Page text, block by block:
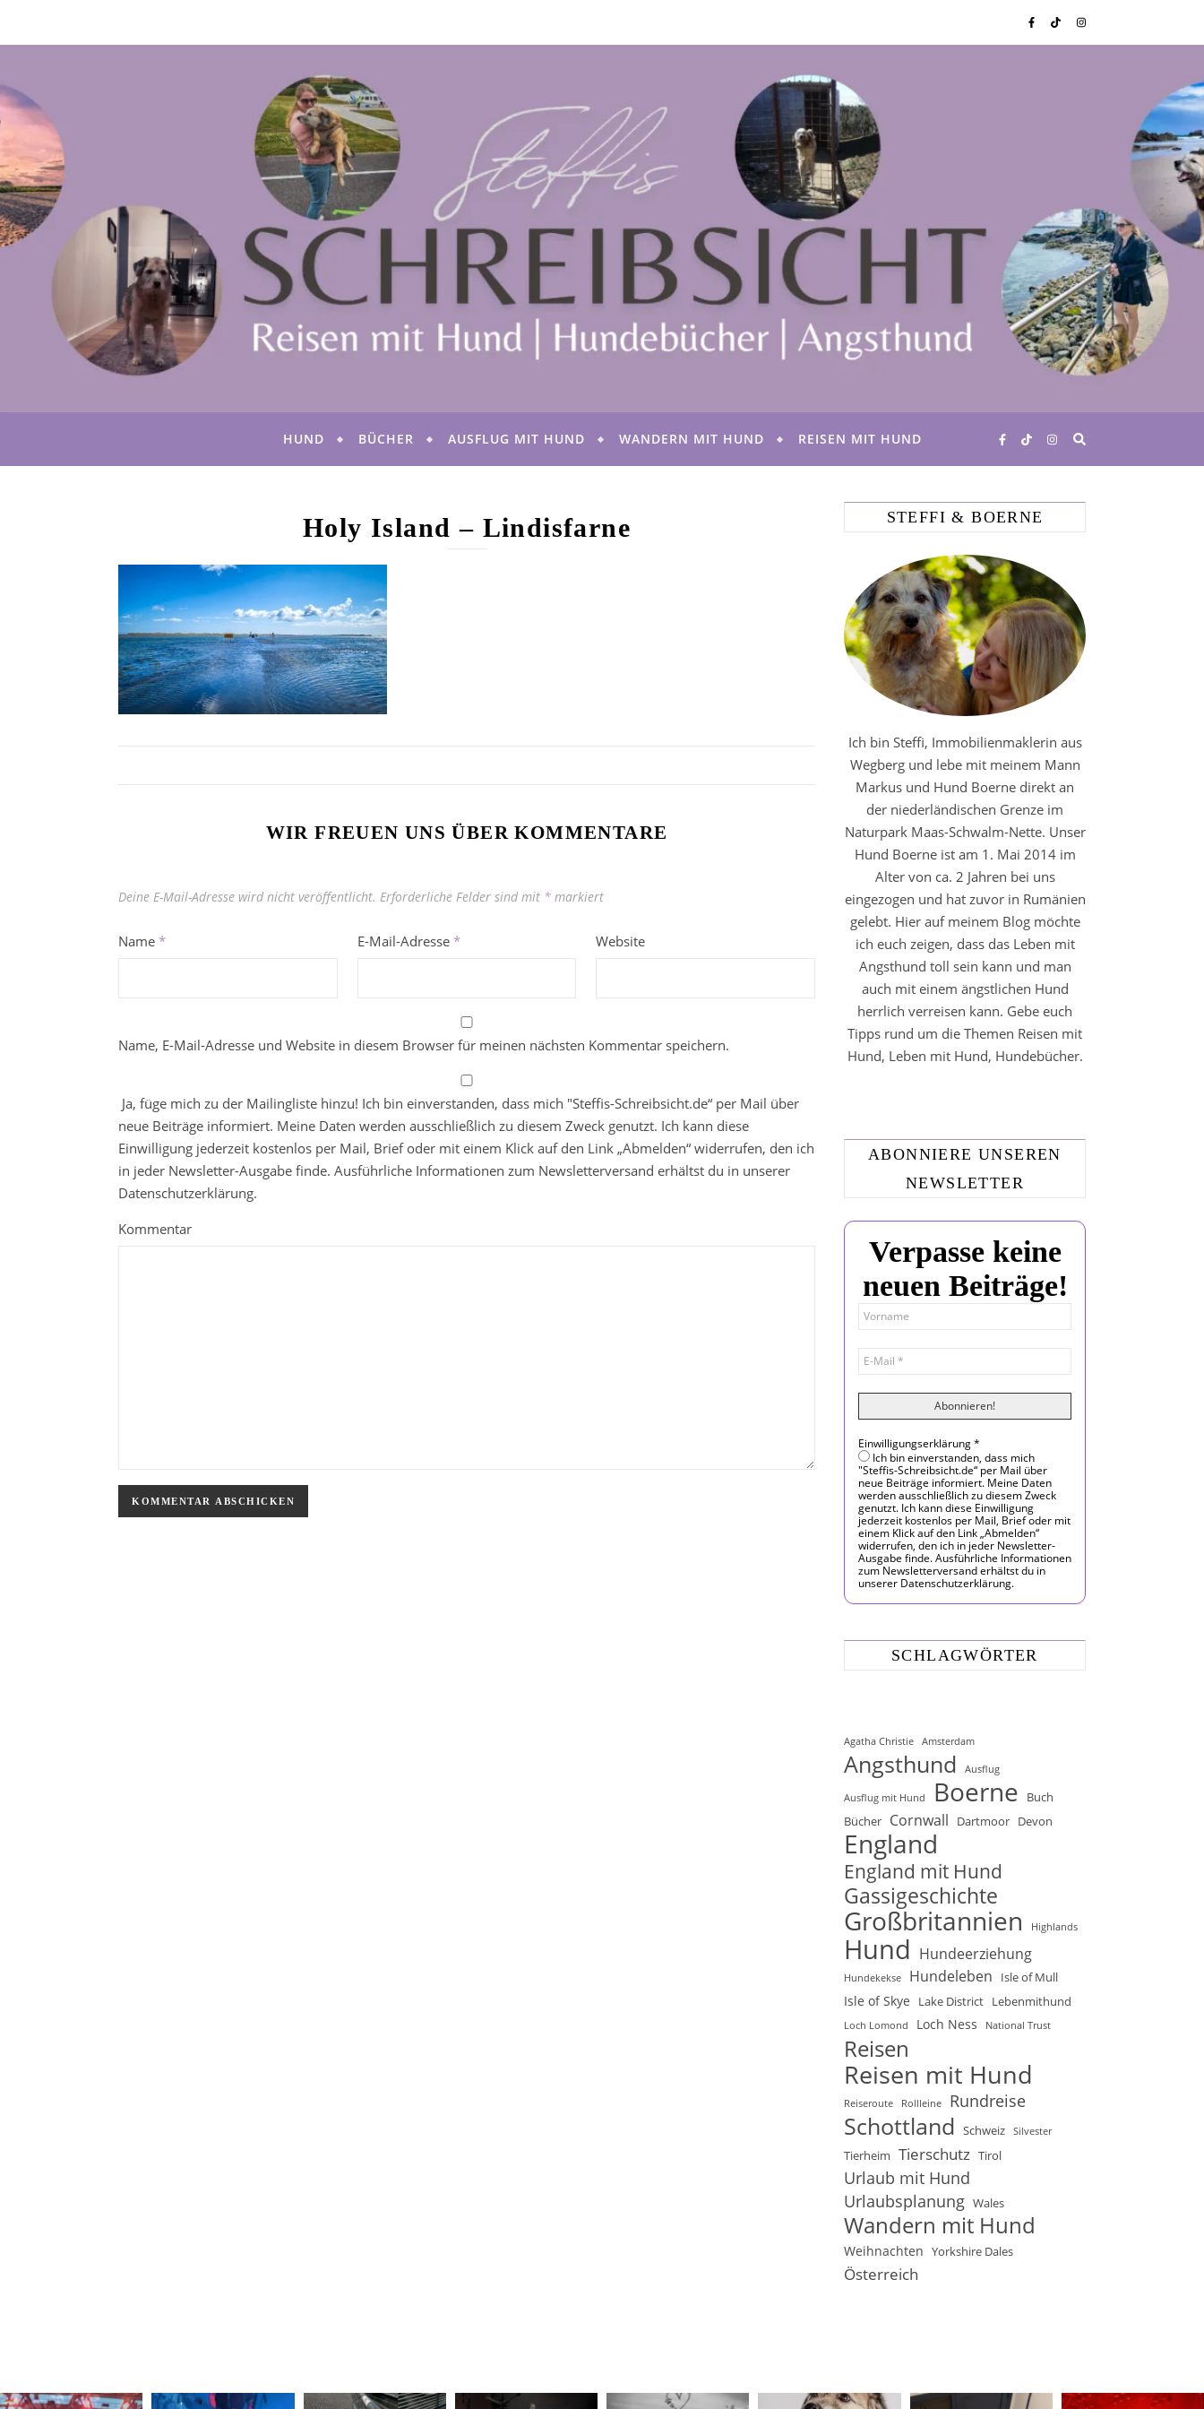
HUND BÜCHER AUSFLUG MIT HUND WANDERN MIT HUND REISEN MIT HUND
Holy Island – Lindisfarne
WIR FREUEN UNS ÜBER KOMMENTARE
Deine E-Mail-Adresse wird nicht veröffentlicht. Erforderliche Felder sind mit * markiert
Name * E-Mail-Adresse * Website
Name, E-Mail-Adresse und Website in diesem Browser für meinen nächsten Kommentar speichern.
Ja, füge mich zu der Mailingliste hinzu! Ich bin einverstanden, dass mich "Steffis-Schreibsicht.de“ per Mail über
neue Beiträge informiert. Meine Daten werden ausschließlich zu diesem Zweck genutzt. Ich kann diese
Einwilligung jederzeit kostenlos per Mail, Brief oder mit einem Klick auf den Link „Abmelden“ widerrufen, den ich
in jeder Newsletter-Ausgabe finde. Ausführliche Informationen zum Newsletterversand erhältst du in unserer
Datenschutzerklärung.
Kommentar
STEFFI & BOERNE
Ich bin Steffi, Immobilienmaklerin aus
Wegberg und lebe mit meinem Mann
Markus und Hund Boerne direkt an
der niederländischen Grenze im
Naturpark Maas-Schwalm-Nette. Unser
Hund Boerne ist am 1. Mai 2014 im
Alter von ca. 2 Jahren bei uns
eingezogen und hat zuvor in Rumänien
gelebt. Hier auf meinem Blog möchte
ich euch zeigen, dass das Leben mit
Angsthund toll sein kann und man
auch mit einem ängstlichen Hund
herrlich verreisen kann. Gebe euch
Tipps rund um die Themen Reisen mit
Hund, Leben mit Hund, Hundebücher.
ABONNIERE UNSEREN
NEWSLETTER
Verpasse keine
neuen Beiträge!
Einwilligungserklärung*
Ich bin einverstanden, dass mich
"Steffis-Schreibsicht.de“ per Mail über
neue Beiträge informiert. Meine Daten
werden ausschließlich zu diesem Zweck
genutzt. Ich kann diese Einwilligung
jederzeit kostenlos per Mail, Brief oder mit
einem Klick auf den Link „Abmelden“
widerrufen, den ich in jeder Newsletter-
Ausgabe finde. Ausführliche Informationen
zum Newsletterversand erhältst du in
unserer Datenschutzerklärung.
SCHLAGWÖRTER
Agatha Christie Amsterdam
Angsthund Ausflug
Ausflug mit Hund Boerne
Buch
Bücher Cornwall Dartmoor Devon
England
England mit Hund
Gassigeschichte
Großbritannien Highlands
Hund Hundeerziehung
Hundekekse Hundeleben Isle of Mull
Isle of Skye Lake District Lebenmithund
Loch Lomond Loch Ness National Trust
Reisen
Reisen mit Hund
Reiseroute Rollleine Rundreise
Schottland Schweiz Silvester
Tierheim Tierschutz Tirol
Urlaub mit Hund
Urlaubsplanung Wales
Wandern mit Hund
Weihnachten Yorkshire Dales
Österreich